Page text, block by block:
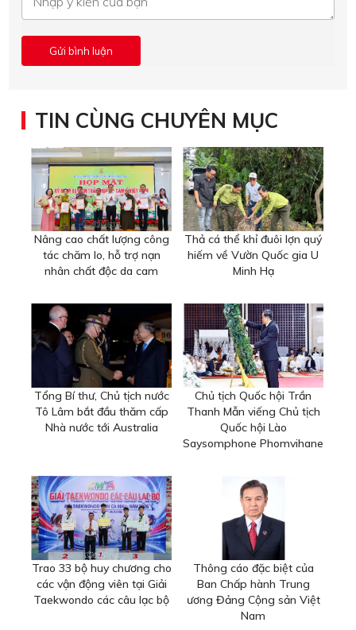
TIN CÙNG CHUYÊN MỤC
Nâng cao chất lượng công
tác chăm lo, hỗ trợ nạn
nhân chất độc da cam
Thả cá thể khỉ đuôi lợn quý
hiếm về Vườn Quốc gia U
Minh Hạ
Tổng Bí thư, Chủ tịch nước
Tô Lâm bắt đầu thăm cấp
Nhà nước tới Australia
Chủ tịch Quốc hội Trần
Thanh Mẫn viếng Chủ tịch
Quốc hội Lào
Saysomphone Phomvihane
Trao 33 bộ huy chương cho
các vận động viên tại Giải
Taekwondo các câu lạc bộ
Thông cáo đặc biệt của
Ban Chấp hành Trung
ương Đảng Cộng sản Việt
Nam